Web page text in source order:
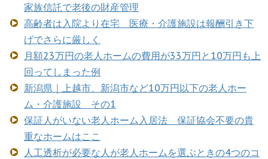
家族信託で老後の財産管理
高齢者は入院より在宅 医療・介護施設は報酬引き下
げでさらに厳しく
月額23万円の老人ホームの費用が33万円と10万円も上
回ってしまった例
新潟県｜上越市、新潟市など10万円以下の老人ホー
ム・介護施設 その1
保証人がいない老人ホーム入居法 保証協会不要の貴
重なホームはここ
人工透析が必要な人が老人ホームを選ぶときの4つのコ